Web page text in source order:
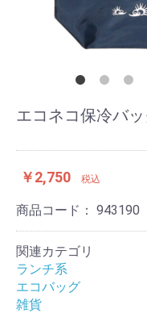
エコネコ保冷バ
￥2,750 税込
商品コード： 943190
関連カテゴリ
ランチ系
エコバッグ
雑貨